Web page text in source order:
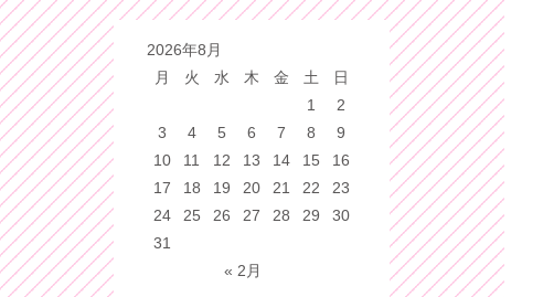
2026年8月
月
火 水 木 金 土
日
1
2
3
4 5 6 7 8
9
10
11 12 13 14 15
16
17
18 19 20 21 22
23
24
25 26 27 28 29
30
31
« 2月